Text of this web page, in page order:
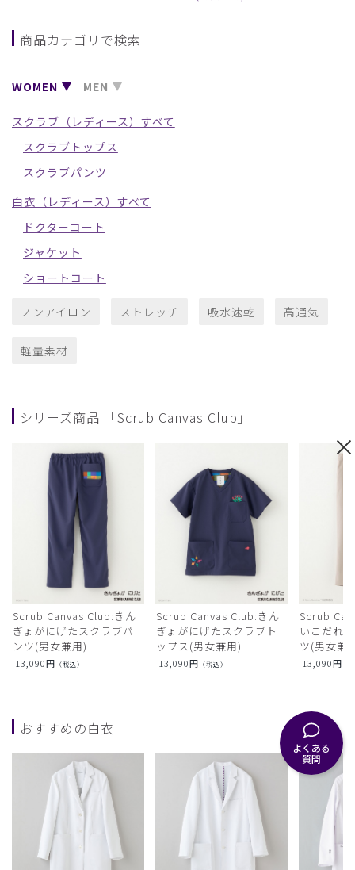
よくある
質問
商品カテゴリで検索
WOMEN MEN
スクラブ（レディース）すべて
スクラブトップス
スクラブパンツ
白衣（レディース）すべて
ドクターコート
ジャケット
ショートコート
ノンアイロン ストレッチ 吸水速乾 高通気
軽量素材
シリーズ商品 「Scrub Canvas Club」
Scrub Canvas Club:きん
ぎょがにげたスクラブパ
ンツ(男女兼用)
13,090円 （税込）
Scrub Canvas Club:きん
ぎょがにげたスクラブト
ップス(男女兼用)
13,090円 （税込）
Scrub
いこだれ
ツ(男女兼
13,090円
おすすめの白衣